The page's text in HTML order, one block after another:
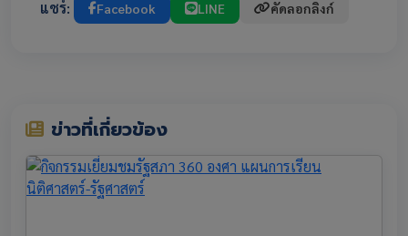
แชร์: Facebook LINE คัดลอกลิงก์
ข่าวที่เกี่ยวข้อง